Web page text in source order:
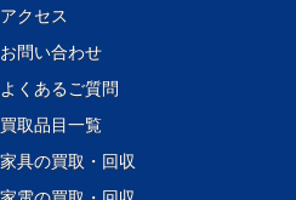
アクセス
お問い合わせ
よくあるご質問
買取品目一覧
家具の買取・回収